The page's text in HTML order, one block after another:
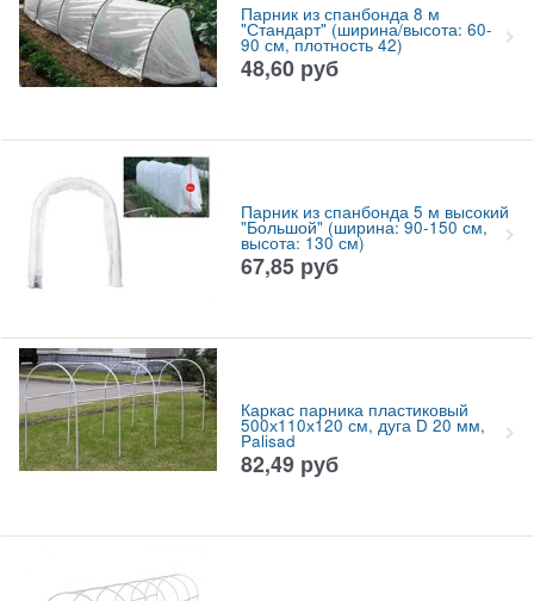
Парник из спанбонда 8 м
"Стандарт" (ширина/высота: 60-
90 см, плотность 42)
48,60 руб
Парник из спанбонда 5 м высокий
"Большой" (ширина: 90-150 см,
высота: 130 см)
67,85 руб
Каркас парника пластиковый
500х110х120 см, дуга D 20 мм,
Palisad
82,49 руб